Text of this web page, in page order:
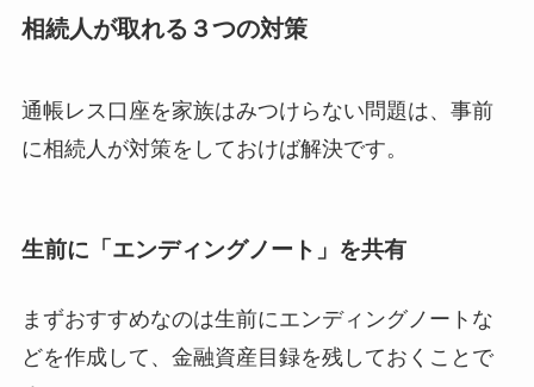
相続人が取れる３つの対策
通帳レス口座を家族はみつけらない問題は、事前
に相続人が対策をしておけば解決です。
生前に「エンディングノート」を共有
まずおすすめなのは生前にエンディングノートな
どを作成して、金融資産目録を残しておくことで